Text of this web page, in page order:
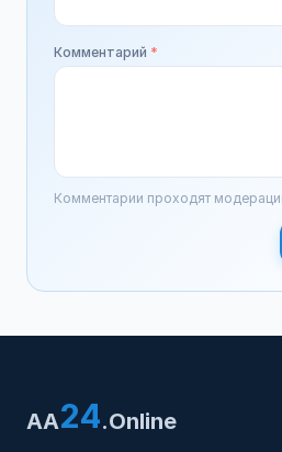
Комментарий *
Комментарии проходят
AA24.Online